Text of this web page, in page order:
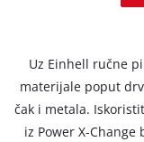
Uz Einhell ručne
materijale poput
čak i metala.
iz Power X-